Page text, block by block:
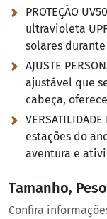
PROTEÇÃO
ultravioleta
solares
AJUSTE
ajustável que
cabeça,
VERSATILIDADE
estações do
aventura e
Tamanho,
Confira